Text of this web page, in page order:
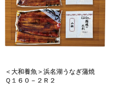
＜大和養魚＞浜名湖うなぎ蒲焼
Ｑ１６０－２Ｒ２